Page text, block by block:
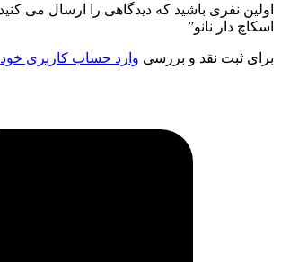
اولین نفری باشید که دیدگاهی را ارسال می
اسکاچ دار نانو”
برای ثبت نقد و بررسی وارد حساب کاربری خود